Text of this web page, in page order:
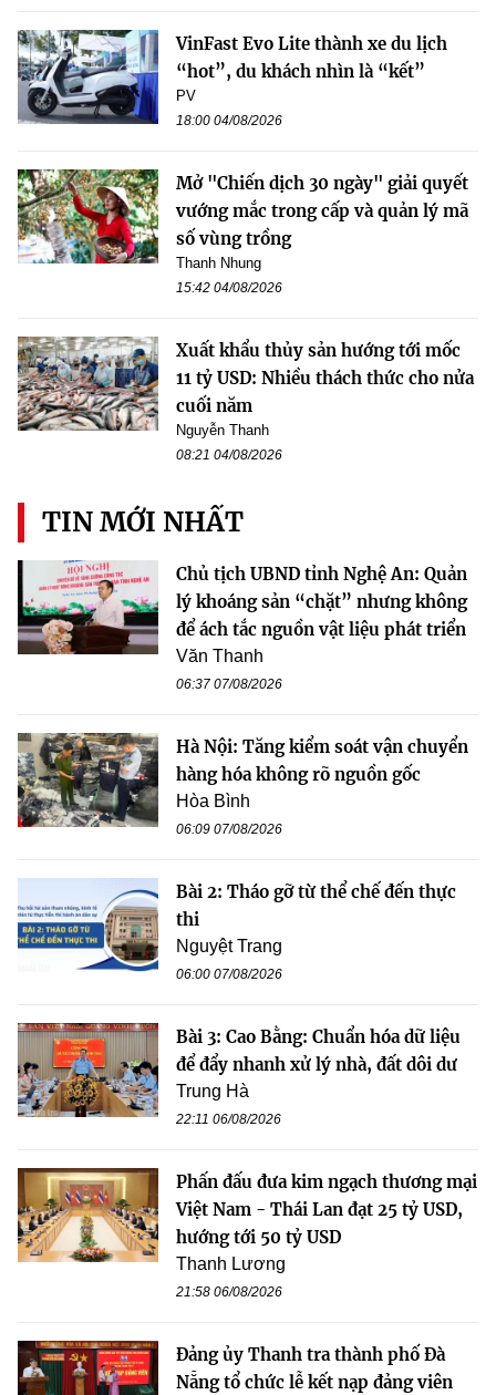
VinFast Evo Lite thành xe du lịch
“hot”, du khách nhìn là “kết”
PV
18:00 04/08/2026
Mở "Chiến dịch 30 ngày" giải quyết
vướng mắc trong cấp và quản lý mã
số vùng trồng
Thanh Nhung
15:42 04/08/2026
Xuất khẩu thủy sản hướng tới mốc
11 tỷ USD: Nhiều thách thức cho nửa
cuối năm
Nguyễn Thanh
08:21 04/08/2026
TIN MỚI NHẤT
Chủ tịch UBND tỉnh Nghệ An: Quản
lý khoáng sản “chặt” nhưng không
để ách tắc nguồn vật liệu phát triển
Văn Thanh
06:37 07/08/2026
Hà Nội: Tăng kiểm soát vận chuyển
hàng hóa không rõ nguồn gốc
Hòa Bình
06:09 07/08/2026
Bài 2: Tháo gỡ từ thể chế đến thực
thi
Nguyệt Trang
06:00 07/08/2026
Bài 3: Cao Bằng: Chuẩn hóa dữ liệu
để đẩy nhanh xử lý nhà, đất dôi dư
Trung Hà
22:11 06/08/2026
Phấn đấu đưa kim ngạch thương mại
Việt Nam - Thái Lan đạt 25 tỷ USD,
hướng tới 50 tỷ USD
Thanh Lương
21:58 06/08/2026
Đảng ủy Thanh tra thành phố Đà
Nẵng tổ chức lễ kết nạp đảng viên